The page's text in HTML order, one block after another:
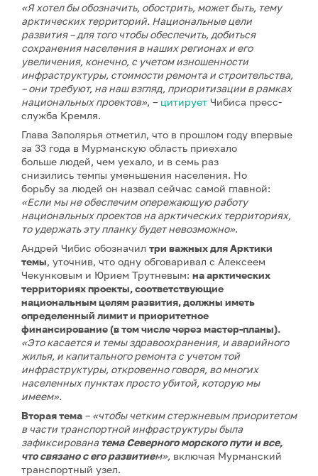
«Я хотел бы обозначить, обострить, может быть, тему
арктических территорий. Национальные цели
развития – для того чтобы обеспечить, добиться
сохранения населения в наших регионах и его
увеличения, конечно, с учетом изношенности
инфраструктуры, стоимости ремонта и строительства,
– они требуют, на наш взгляд, приоритизации в рамках
национальных проектов», – цитирует Чибиса пресс-
служба Кремля.
Глава Заполярья отметил, что в прошлом году впервые
за 33 года в Мурманскую область приехало
больше людей, чем уехало, и в семь раз
снизились темпы уменьшения населения. Но
борьбу за людей он назвал сейчас самой главной:
«Если мы не обеспечим опережающую работу
национальных проектов на арктических территориях,
то удержать эту планку будет невозможно».
Андрей Чибис обозначил три важных для Арктики
темы, уточнив, что одну обговаривал с Алексеем
Чекунковым и Юрием Трутневым: на арктических
территориях проекты, соответствующие
национальным целям развития, должны иметь
определенный лимит и приоритетное
финансирование (в том числе через мастер-планы).
«Это касается и темы здравоохранения, и аварийного
жилья, и капитального ремонта с учетом той
инфраструктуры, откровенно говоря, во многих
населенных пунктах просто убитой, которую мы
имеем».
Вторая тема – «чтобы четким стержневым приоритетом
в части транспортной инфраструктуры была
зафиксирована тема Северного морского пути и все,
что связано с его развитием», включая Мурманский
транспортный узел.